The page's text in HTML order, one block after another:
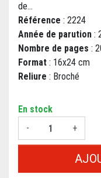
de...
Référence : 2224
Année de parution :
Nombre de pages :
Format : 16x24 cm
Reliure : Broché
En stock
-
+